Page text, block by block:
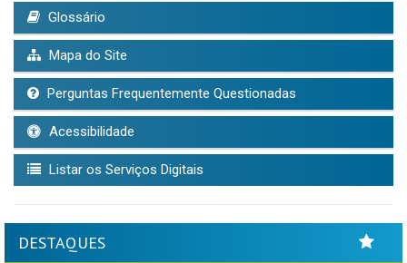
Glossário
Mapa do Site
Perguntas Frequentemente Questionadas
Acessibilidade
Listar os Serviços Digitais
DESTAQUES